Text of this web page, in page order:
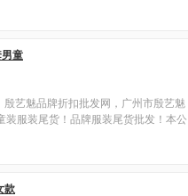
童
艺魅品牌折扣批发网，广州市殷艺魅
装服装尾货！品牌服装尾货批发！本公
款